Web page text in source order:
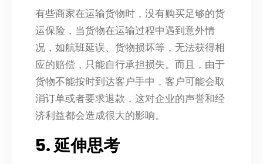
有些商家在运输货物时，没有购买足够的货
运保险，当货物在运输过程中遇到意外情
况，如航班延误、货物损坏等，无法获得相
应的赔偿，只能自行承担损失。而且，由于
货物不能按时到达客户手中，客户可能会取
消订单或者要求退款，这对企业的声誉和经
济利益都会造成很大的影响。
5. 延伸思考